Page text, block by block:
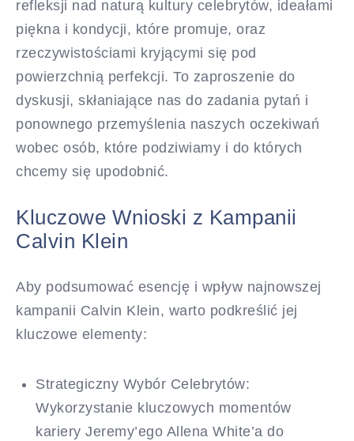
refleksji nad naturą kultury celebrytów, ideałami
piękna i kondycji, które promuje, oraz
rzeczywistościami kryjącymi się pod
powierzchnią perfekcji. To zaproszenie do
dyskusji, skłaniające nas do zadania pytań i
ponownego przemyślenia naszych oczekiwań
wobec osób, które podziwiamy i do których
chcemy się upodobnić.
Kluczowe Wnioski z Kampanii
Calvin Klein
Aby podsumować esencję i wpływ najnowszej
kampanii Calvin Klein, warto podkreślić jej
kluczowe elementy:
Strategiczny Wybór Celebrytów:
Wykorzystanie kluczowych momentów
kariery Jeremy’ego Allena White’a do